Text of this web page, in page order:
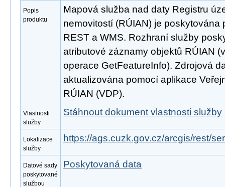
Popis
produktu
Mapová služba nad daty Registru
nemovitostí (RÚIAN) je poskytována
REST a WMS. Rozhraní služby
atributové záznamy objektů RÚIAN
operace GetFeatureInfo). Zdrojová
aktualizována pomocí aplikace
RÚIAN (VDP).
Vlastnosti
služby
Stáhnout dokument vlastnosti služby
Lokalizace
služby
https://ags.cuzk.gov.cz/arcgis/rest/
Datové sady
poskytované
službou
Poskytovaná data